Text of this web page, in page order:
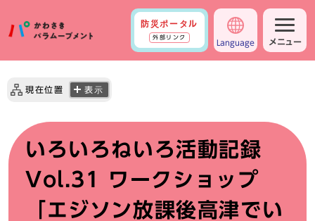
防災ポータル
外部リンク
Language メニュー
現在位置 表示
いろいろねいろ活動記録
Vol.31 ワークショップ
「エジソン放課後高津でい